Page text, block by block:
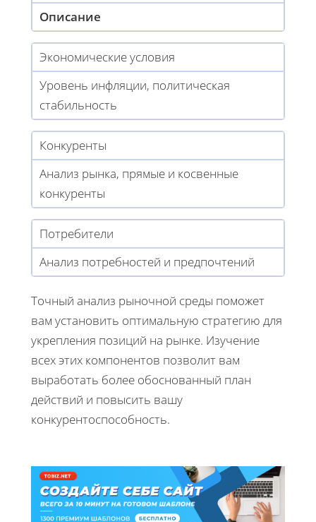
Описание
Экономические условия
Уровень инфляции, политическая
стабильность
Конкуренты
Анализ рынка, прямые и косвенные
конкуренты
Потребители
Анализ потребностей и предпочтений
Точный анализ рыночной среды поможет
вам установить оптимальную стратегию для
укрепления позиций на рынке. Изучение
всех этих компонентов позволит вам
выработать более обоснованный план
действий и повысить вашу
конкурентоспособность.